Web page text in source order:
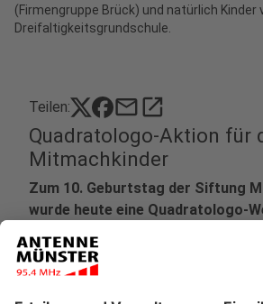
(Firmengruppe Brück) und natürlich Kinder
Dreifaltigkeitsgrundschule.
Teilen: mailopen_in_new
Quadratologo-Aktion für
Mitmachkinder
Zum 10. Geburtstag der Siftung
wurde heute eine Quadratologo-
Veröffentlicht: